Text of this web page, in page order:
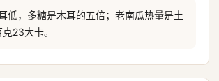
低，多糖是木耳的五倍；老南瓜热量是土
23大卡。